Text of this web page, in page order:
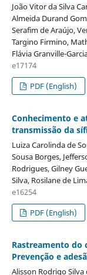
João Vitor da Silva
Almeida Durand
Serafim de Araújo,
Targino Firmino,
Flávia Granville-
e17174
PDF (English)
Conhecimento e
transmissão da
Luiza Carolinda de
Sousa Borges,
Rodrigues, Gilney
Silva, Rosilane de
e16254
PDF (English)
Rastreamento do
Prevenção e
Alisson Rodrigo Silva